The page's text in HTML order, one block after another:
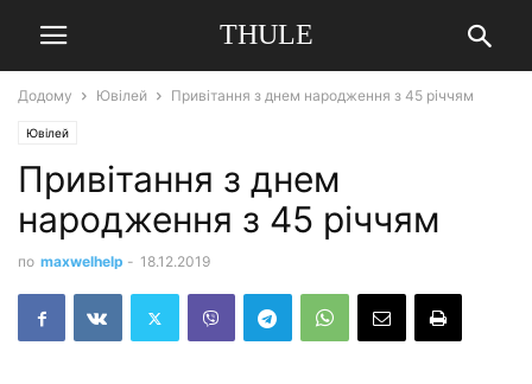
THULE
Додому Ювілей Привітання з днем народження з 45 річчям
Ювілей
Привітання з днем
народження з 45 річчям
по maxwelhelp - 18.12.2019